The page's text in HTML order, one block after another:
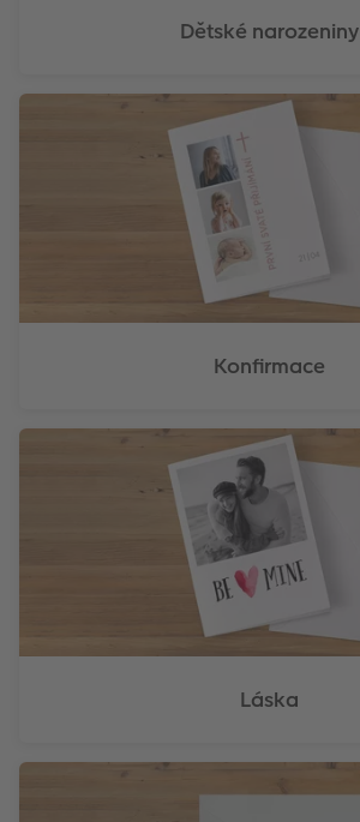
Dětské narozeniny
Konfirmace
Láska